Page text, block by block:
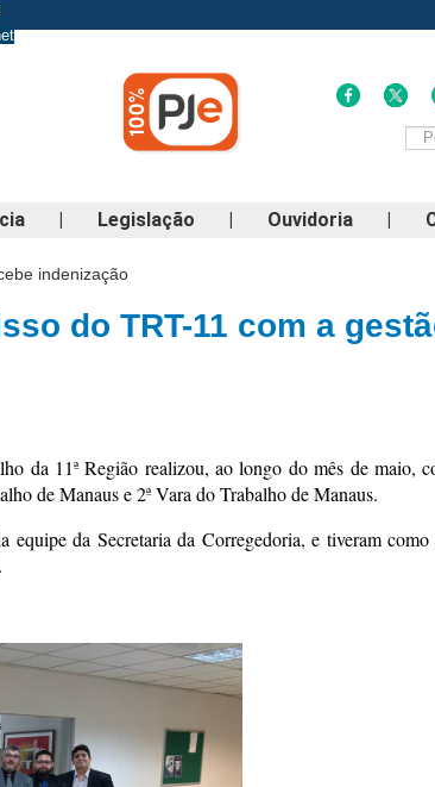
| Legislação | Ouvidoria |
indenização
do TRT-11 com a
da 11ª Região realizou, ao longo do mês de maio,
de Manaus e 2ª Vara do Trabalho de Manaus.
da Secretaria da Corregedoria, e tiveram